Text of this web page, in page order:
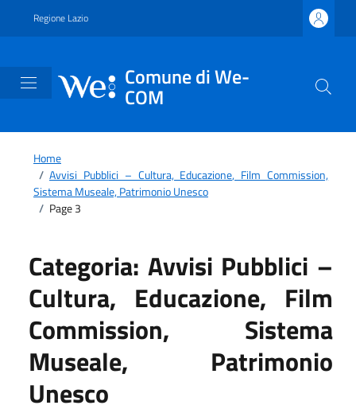
Regione Lazio
Comune di We-
COM
Home
/ Avvisi Pubblici – Cultura, Educazione, Film Commission,
Sistema Museale, Patrimonio Unesco
/ Page 3
Categoria: Avvisi Pubblici –
Cultura, Educazione, Film
Commission, Sistema
Museale, Patrimonio
Unesco